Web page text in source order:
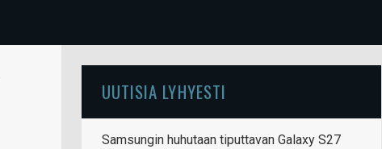
UUTISIA LYHYESTI
Samsungin huhutaan tiputtavan Galaxy S27